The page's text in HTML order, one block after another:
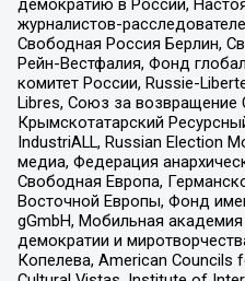
демократию в России,
журналистов-
Свободная Россия Берлин,
Рейн-Вестфалия, Фонд
комитет России, Russie-
Libres, Союз за возвращение
Крымскотатарский
IndustriALL, Russian Election
медиа, Федерация
Свободная Европа,
Восточной Европы, Фонд
gGmbH, Мобильная
демократии и
Копелева, American Councils